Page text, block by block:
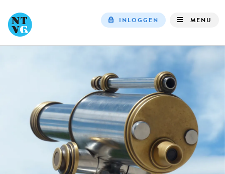
navigation
INLOGGEN MENU